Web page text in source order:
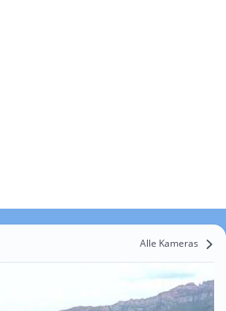
Alle Kameras